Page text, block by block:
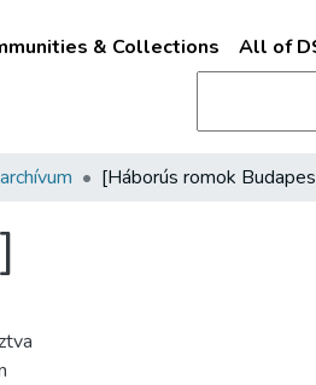
& Collections All of